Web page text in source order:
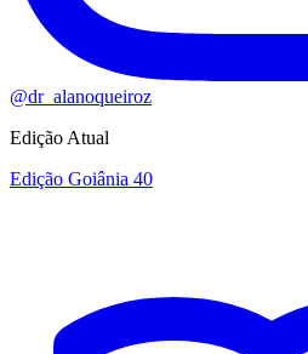
@dr_alanoqueiroz
Edição Atual
Edição Goiânia 40